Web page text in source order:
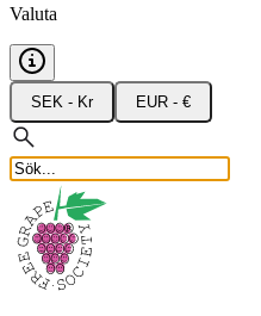
Valuta
SEK - Kr EUR - €